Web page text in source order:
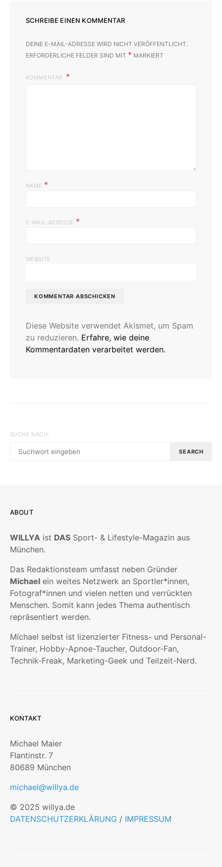
SCHREIBE EINEN KOMMENTAR
DEINE E-MAIL-ADRESSE WIRD NICHT VERÖFFENTLICHT.
ERFORDERLICHE FELDER SIND MIT * MARKIERT
KOMMENTAR
NAME *
E-MAIL-ADRESSE *
WEBSITE
Diese Website verwendet Akismet, um Spam
zu reduzieren. Erfahre, wie deine
Kommentardaten verarbeitet werden.
SUCHE NACH:
SEARCH
ABOUT
WILLYA ist DAS Sport- & Lifestyle-Magazin aus
München.
Das Redaktionsteam umfasst neben Gründer
Michael ein weites Netzwerk an Sportler*innen,
Fotograf*innen und vielen netten und verrückten
Menschen. Somit kann jedes Thema authentisch
repräsentiert werden.
Michael selbst ist lizenzierter Fitness- und Personal-
Trainer, Hobby-Apnoe-Taucher, Outdoor-Fan,
Technik-Freak, Marketing-Geek und Teilzeit-Nerd.
KONTAKT
Michael Maier
Flantinstr. 7
80689 München
michael@willya.de
© 2025 willya.de
DATENSCHUTZERKLÄRUNG / IMPRESSUM